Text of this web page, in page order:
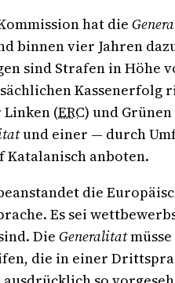
hat die
binnen vier Jahren
sind Strafen in Höhe
Kassenerfolg
(ERC) und
und einer — durch
anboten.
die
Es sei
Die Generalitat
die in einer